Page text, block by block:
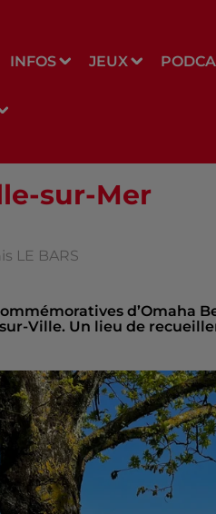
INFOS JEUX
sur-Mer
LE BARS
d’Omaha
Ville. Un lieu de